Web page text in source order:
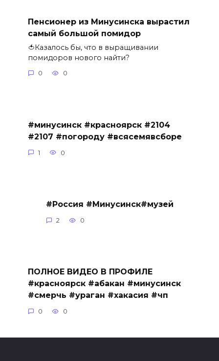
Пенсионер из Минусинска вырастил
самый большой помидор
🍅Казалось бы, что в выращивании
помидоров нового найти?
0 0
#минусинск #красноярск #2104
#2107 #погороду #всясемявсборе
1 0
#Россия #Минусинск#музей
2 0
ПОЛНОЕ ВИДЕО В ПРОФИЛЕ
#красноярск #абакан #минусинск
#смерчь #ураган #хакасия #чп
0 0